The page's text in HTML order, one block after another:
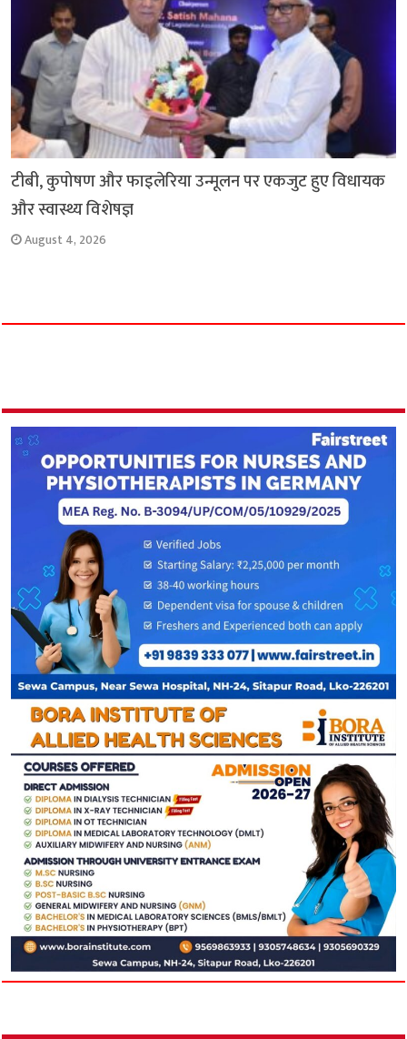
टीबी, कुपोषण और फाइलेरिया उन्मूलन पर एकजुट हुए विधायक
और स्वास्थ्य विशेषज्ञ
August 4, 2026